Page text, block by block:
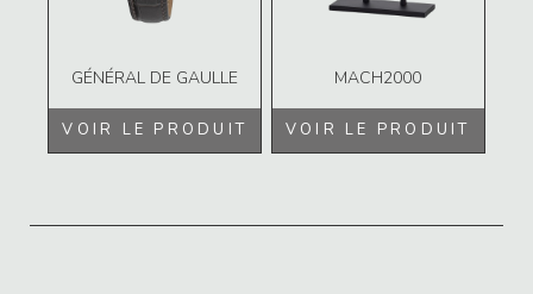
GÉNÉRAL DE GAULLE
VOIR LE PRODUIT
MACH2000
VOIR LE PRODUIT